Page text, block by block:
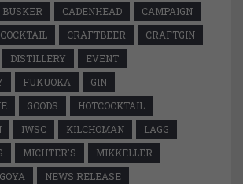
BUSKER CADENHEAD
CAMPAIGN
COCKTAIL CRAFTBEER
CRAFTGIN
DISTILLERY
EVENT
FUKUOKA
GIN
GOODS
HOTCOCKTAIL
IWSC KILCHOMAN
LAGG
MICHTER'S
MIKKELLER
NEWS RELEASE